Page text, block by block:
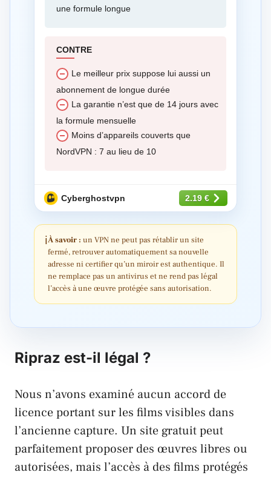
une formule longue
CONTRE
Le meilleur prix suppose lui aussi un
abonnement de longue durée
La garantie n’est que de 14 jours avec
la formule mensuelle
Moins d’appareils couverts que
NordVPN : 7 au lieu de 10
Cyberghostvpn 2.19 €
ℹÀ savoir : un VPN ne peut pas rétablir un site
fermé, retrouver automatiquement sa nouvelle
adresse ni certifier qu’un miroir est authentique. Il
ne remplace pas un antivirus et ne rend pas légal
l’accès à une œuvre protégée sans autorisation.
Ripraz est-il légal ?
Nous n’avons examiné aucun accord de
licence portant sur les films visibles dans
l’ancienne capture. Un site gratuit peut
parfaitement proposer des œuvres libres ou
autorisées, mais l’accès à des films protégés